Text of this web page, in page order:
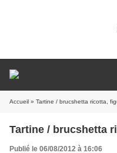
Accueil » Tartine / brucshetta ricotta,
Tartine / brucshetta
Publié le 06/08/2012 à 16:06